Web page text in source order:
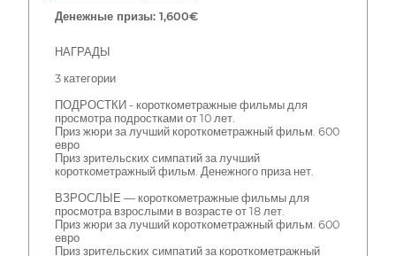
Денежные призы: 1,600€
НАГРАДЫ
3 категории
ПОДРОСТКИ - короткометражные фильмы для
просмотра подростками от 10 лет.
Приз жюри за лучший короткометражный фильм. 600
евро
Приз зрительских симпатий за лучший
короткометражный фильм. Денежного приза нет.
ВЗРОСЛЫЕ — короткометражные фильмы для
просмотра взрослыми в возрасте от 18 лет.
Приз жюри за лучший короткометражный фильм. 600
евро
Приз зрительских симпатий за короткометражный